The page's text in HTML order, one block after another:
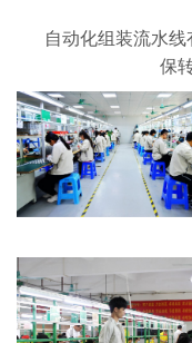
自动化组装流水
保